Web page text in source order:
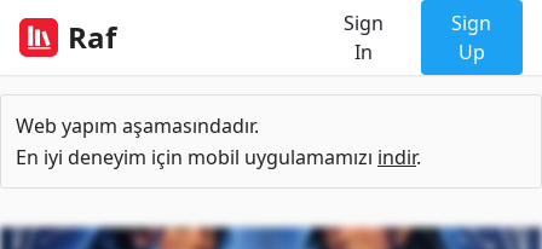
Raf
Sign
In
Sign
Up
Web yapım aşamasındadır.
En iyi deneyim için mobil uygulamamızı indir.